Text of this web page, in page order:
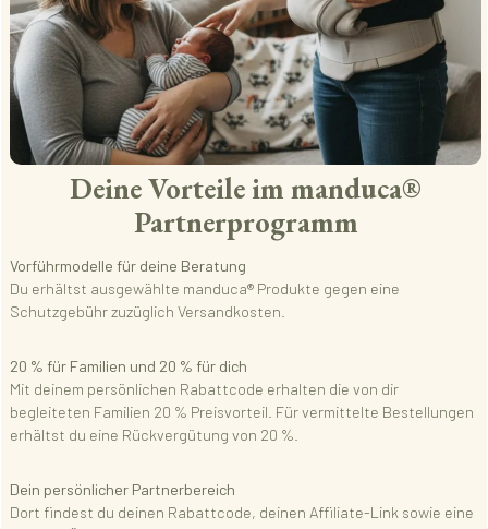
Deine Vorteile im manduca®
Partnerprogramm
Vorführmodelle für deine Beratung
Du erhältst ausgewählte manduca® Produkte gegen eine
Schutzgebühr zuzüglich Versandkosten.
20 % für Familien und 20 % für dich
Mit deinem persönlichen Rabattcode erhalten die von dir
begleiteten Familien 20 % Preisvorteil. Für vermittelte Bestellungen
erhältst du eine Rückvergütung von 20 %.
Dein persönlicher Partnerbereich
Dort findest du deinen Rabattcode, deinen Affiliate-Link sowie eine